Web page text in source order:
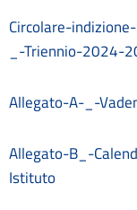
Contrattazione
Contrattazione
Corsi
D.S.G.A.
Dirigenza
Docenti
Circolare-
_-Triennio-2024-
Allegato-A-_-
Allegato-B_-
Istituto